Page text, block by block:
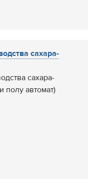
сахара-
сахара-
полу автомат)